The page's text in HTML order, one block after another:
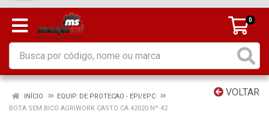
0
VOLTAR
INÍCIO
EQUIP. DE PROTECAO - EPI/EPC
BOTA SEM BICO AGRIWORK CASTO CA 42020 Nº 42